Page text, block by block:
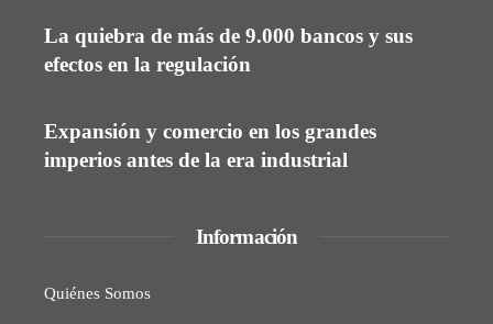
La quiebra de más de 9.000 bancos y sus
efectos en la regulación
Expansión y comercio en los grandes
imperios antes de la era industrial
Información
Quiénes Somos